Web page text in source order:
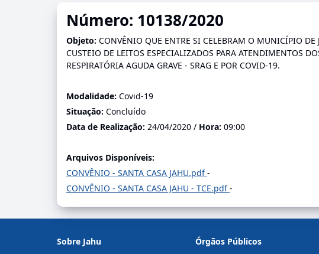
Número: 10138/2020
Objeto: CONVÊNIO QUE ENTRE SI CELEBRAM O MUNICÍPIO
CUSTEIO DE LEITOS ESPECIALIZADOS PARA ATENDIMENTOS
RESPIRATÓRIA AGUDA GRAVE - SRAG E POR COVID-19.
Modalidade: Covid-19
Situação: Concluído
Data de Realização: 24/04/2020 / Hora: 09:00
Arquivos Disponíveis:
CONVÊNIO - SANTA CASA JAHU.pdf-
CONVÊNIO - SANTA CASA JAHU - TCE.pdf-
Sobre Jahu Órgãos Públicos